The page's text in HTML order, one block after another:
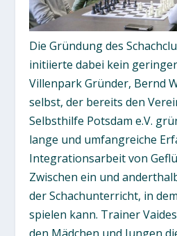
Die Gründung des
initiierte dabei kein
Villenpark Gründer, Bernd
selbst, der bereits den
Selbsthilfe Potsdam e.V.
lange und umfangreiche
Integrationsarbeit von
Zwischen ein und
der Schachunterricht, in
spielen kann. Trainer